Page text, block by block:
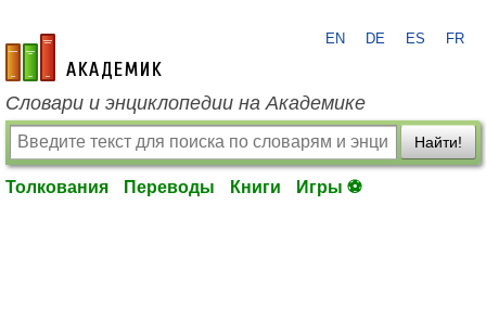
academic.ru
EN DE ES FR
Словари и энциклопедии на Академике
Найти!
Толкования Переводы Книги Игры ⚽